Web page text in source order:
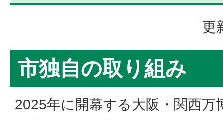
更
市独自の取り組み
2025年に開幕する大阪・関西万